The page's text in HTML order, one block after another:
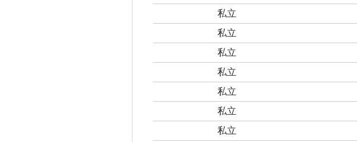
私立
私立
私立
私立
私立
私立
私立